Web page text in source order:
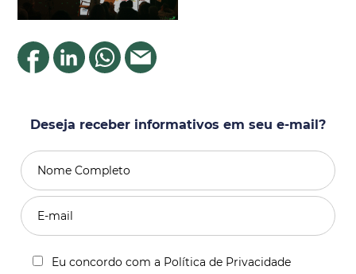
Deseja receber informativos em seu e-mail?
Eu concordo com a Política de Privacidade